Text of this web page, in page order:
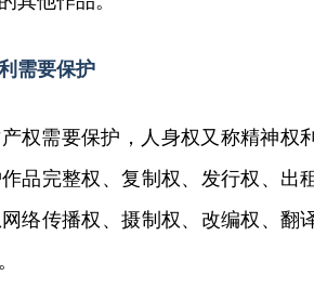
需要保护
权需要保护，人身权又称精神权
品完整权、复制权、发行权、出
络传播权、摄制权、改编权、翻